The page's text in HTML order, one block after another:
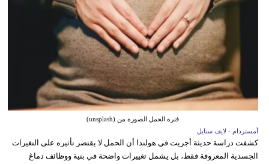
فترة الحمل الصورة من (unsplash)
أمستردام - لايف ستايل
كشفت دراسة حديثة أجريت في هولندا أن الحمل لا يقتصر تأثيره على التغيرات
الجسدية المعروفة فقط، بل يشمل تغييرات واضحة في بنية ووظائف دماغ